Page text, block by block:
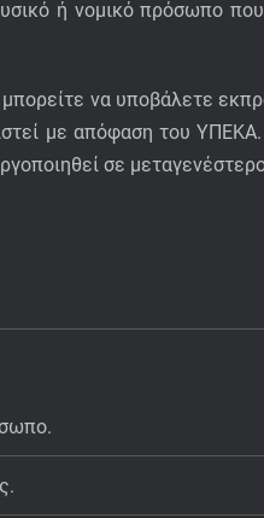
ή νοµικό πρόσωπο
να υποβάλετε
με απόφαση του
σε